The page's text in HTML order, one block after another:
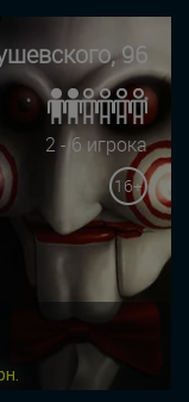
96
2 - 6 игрока
16+